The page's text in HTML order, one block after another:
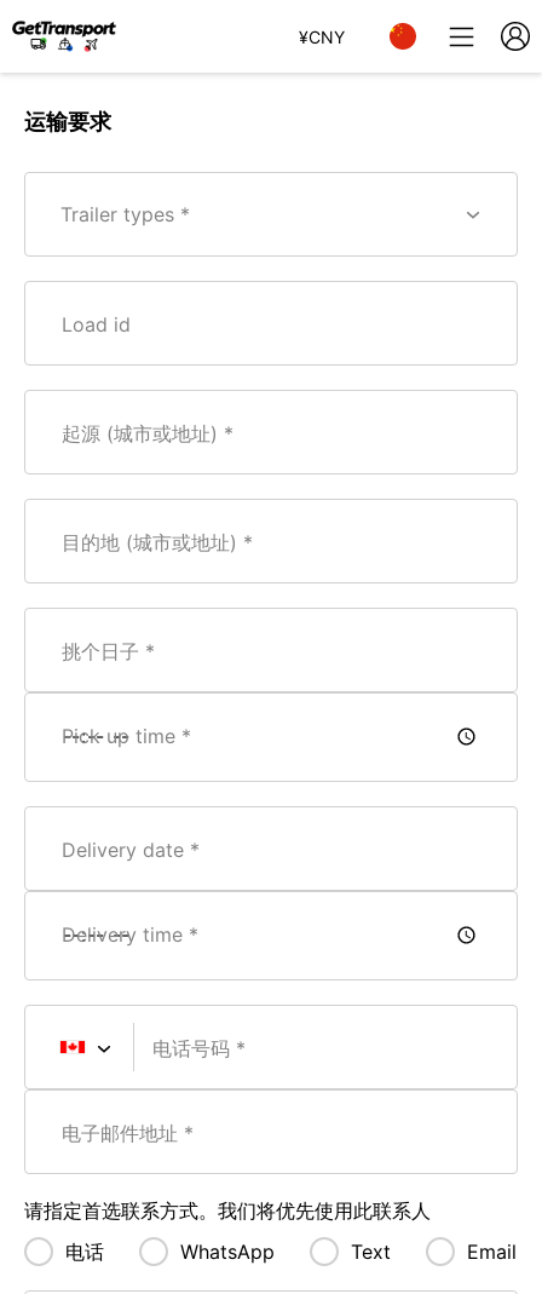
¥CNY
运输要求
Trailer types *
Load id
起源 (城市或地址)
目的地 (城市或地址)
挑个日子
Pick up time
Delivery date
Delivery time
电话号码
电子邮件地址
请指定首选联系方式。我们将优先使用此联系人
电话
WhatsApp Text Email